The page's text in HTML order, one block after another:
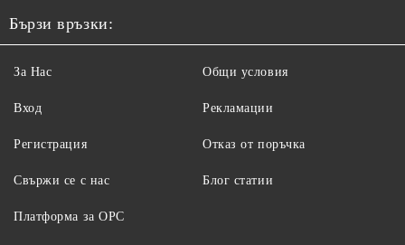
Бързи връзки:
За Нас
Вход
Регистрация
Свържи се с нас
Общи условия
Рекламации
Отказ от поръчка
Блог статии
Платформа за ОРС